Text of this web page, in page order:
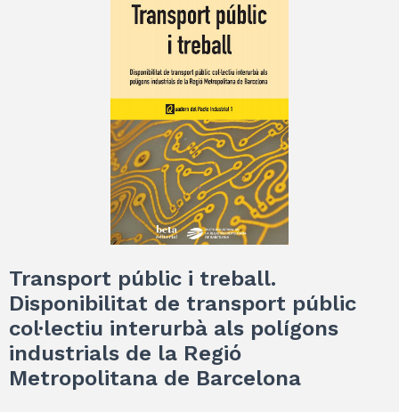
Transport públic i treball.
Disponibilitat de transport públic
col·lectiu interurbà als polígons
industrials de la Regió
Metropolitana de Barcelona